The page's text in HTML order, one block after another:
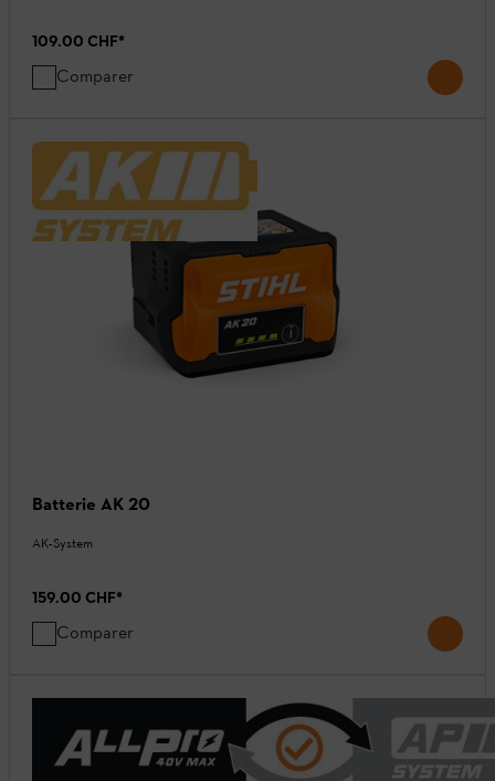
109.00 CHF*
Comparer
Batterie AK 20
AK-System
159.00 CHF*
Comparer